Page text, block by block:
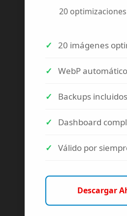
20
20 imágenes
WebP automático
Backups incluidos
Dashboard
Válido por
Descargar